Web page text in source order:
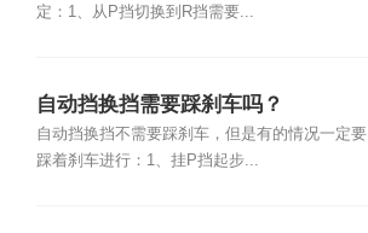
定：1、从P挡切换到R挡需要...
自动挡换挡需要踩刹车吗？
自动挡换挡不需要踩刹车，但是有的情况一定要
踩着刹车进行：1、挂P挡起步...